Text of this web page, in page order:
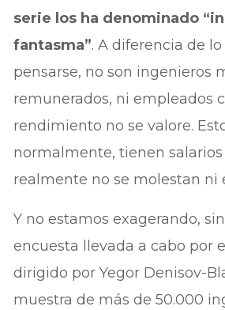
serie los ha denominado
fantasma”. A diferencia de
pensarse, no son ingenieros
remunerados, ni empleados
rendimiento no se valore.
normalmente, tienen salarios
realmente no se molestan ni
Y no estamos exagerando,
encuesta llevada a cabo por
dirigido por Yegor Denisov-
muestra de más de 50.000